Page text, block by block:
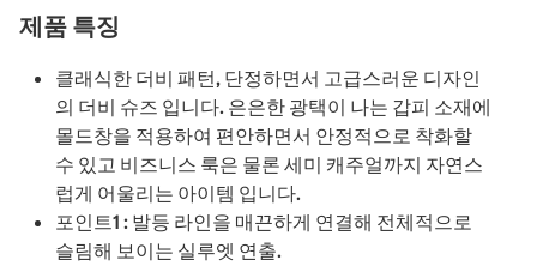
제품 특징
클래식한 더비 패턴, 단정하면서 고급스러운 디자인
의 더비 슈즈 입니다. 은은한 광택이 나는 갑피 소재에
몰드창을 적용하여 편안하면서 안정적으로 착화할
수 있고 비즈니스 룩은 물론 세미 캐주얼까지 자연스
럽게 어울리는 아이템 입니다.
포인트1 : 발등 라인을 매끈하게 연결해 전체적으로
슬림해 보이는 실루엣 연출.